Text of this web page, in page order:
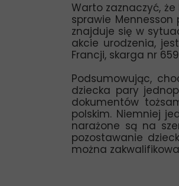
Warto zaznaczyć, że
sprawie Mennesson
znajduje się w
akcie urodzenia,
Francji, skarga nr
Podsumowując,
dziecka pary
dokumentów
polskim. Niemniej
narażone są na
pozostawanie
można